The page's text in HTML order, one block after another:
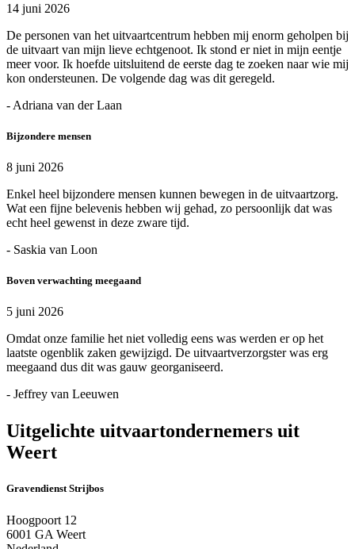
14 juni 2026
De personen van het uitvaartcentrum hebben mij enorm geholpen bij
de uitvaart van mijn lieve echtgenoot. Ik stond er niet in mijn eentje
meer voor. Ik hoefde uitsluitend de eerste dag te zoeken naar wie mij
kon ondersteunen. De volgende dag was dit geregeld.
- Adriana van der Laan
Bijzondere mensen
8 juni 2026
Enkel heel bijzondere mensen kunnen bewegen in de uitvaartzorg.
Wat een fijne belevenis hebben wij gehad, zo persoonlijk dat was
echt heel gewenst in deze zware tijd.
- Saskia van Loon
Boven verwachting meegaand
5 juni 2026
Omdat onze familie het niet volledig eens was werden er op het
laatste ogenblik zaken gewijzigd. De uitvaartverzorgster was erg
meegaand dus dit was gauw georganiseerd.
- Jeffrey van Leeuwen
Uitgelichte uitvaartondernemers uit
Weert
Gravendienst Strijbos
Hoogpoort 12
6001 GA Weert